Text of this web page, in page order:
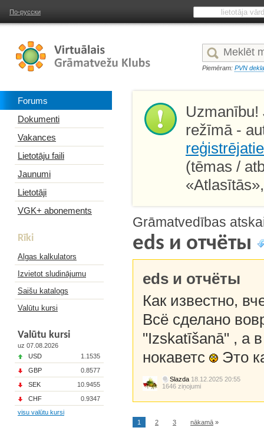
По-русски
Piemēram: PVN
Forums
Dokumenti
Vakances
Lietotāju faili
Jaunumi
Lietotāji
VGK+ abonements
Rīki
Algas kalkulators
Izvietot sludinājumu
Saišu katalogs
Valūtu kursi
Valūtu kursi
uz 07.08.2026
USD
1.1535
GBP
0.8577
SEK
10.9455
CHF
0.9347
visu valūtu kursi
Uzmanību!
režīmā -
(tēmas /
Grāmatvedības
eds и отчёты
eds и отчёты
Как известно,
Всё сделано
"Izskatīšanā" , а
нокаветс
Это
Slazda 18.12.2025 20:55
1646 ziņojumi
1 2 3 nākamā »